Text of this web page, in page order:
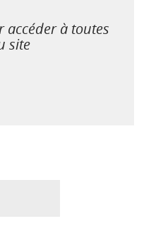
accéder à toutes
site